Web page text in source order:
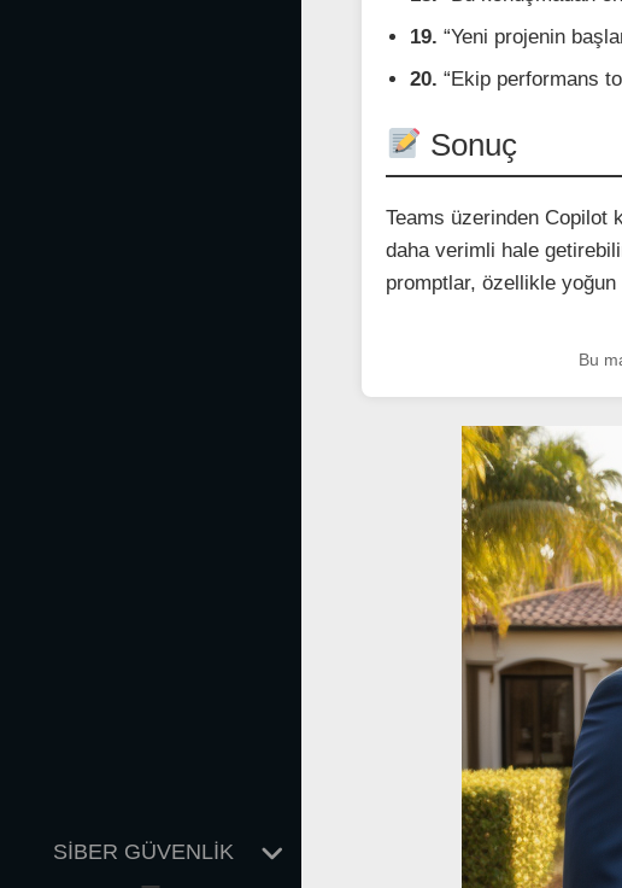
SİBER GÜVENLİK
EXPAND
19. “Yeni projenin
20. “Ekip performans
Sonuç
Teams üzerinden Copilot
daha verimli hale
promptlar, özellikle
Bu